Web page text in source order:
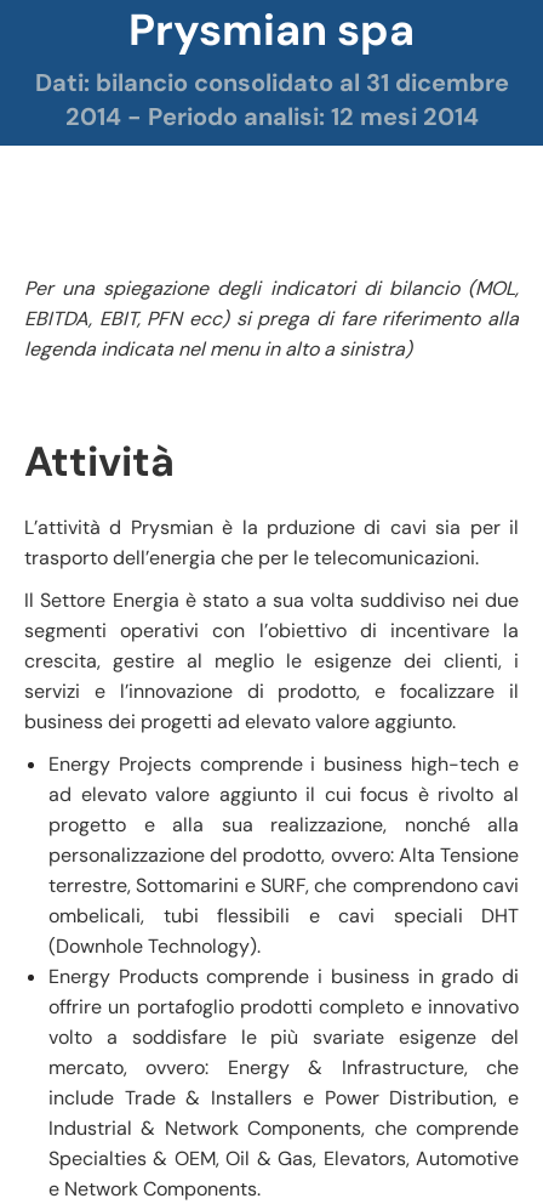
Prysmian spa
Dati: bilancio consolidato al 31 dicembre
2014 - Periodo analisi: 12 mesi 2014
Tu sei qui:
Per una spiegazione degli indicatori di bilancio (MOL,
EBITDA, EBIT, PFN ecc) si prega di fare riferimento alla
legenda indicata nel menu in alto a sinistra)
Attività
L’attività d Prysmian è la prduzione di cavi sia per il
trasporto dell’energia che per le telecomunicazioni.
Il Settore Energia è stato a sua volta suddiviso nei due
segmenti operativi con l’obiettivo di incentivare la
crescita, gestire al meglio le esigenze dei clienti, i
servizi e l’innovazione di prodotto, e focalizzare il
business dei progetti ad elevato valore aggiunto.
Energy Projects comprende i business high-tech e
ad elevato valore aggiunto il cui focus è rivolto al
progetto e alla sua realizzazione, nonché alla
personalizzazione del prodotto, ovvero: Alta Tensione
terrestre, Sottomarini e SURF, che comprendono cavi
ombelicali, tubi flessibili e cavi speciali DHT
(Downhole Technology).
Energy Products comprende i business in grado di
offrire un portafoglio prodotti completo e innovativo
volto a soddisfare le più svariate esigenze del
mercato, ovvero: Energy & Infrastructure, che
include Trade & Installers e Power Distribution, e
Industrial & Network Components, che comprende
Specialties & OEM, Oil & Gas, Elevators, Automotive
e Network Components.